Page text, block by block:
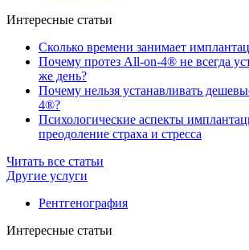
Интересные статьи
Сколько времени занимает
Почему протез All-on-4® не всегда
же день?
Почему нельзя устанавливать
4®?
Психологические аспекты
преодоление страха и стресса
Читать все статьи
Другие услуги
Рентгенография
Интересные статьи